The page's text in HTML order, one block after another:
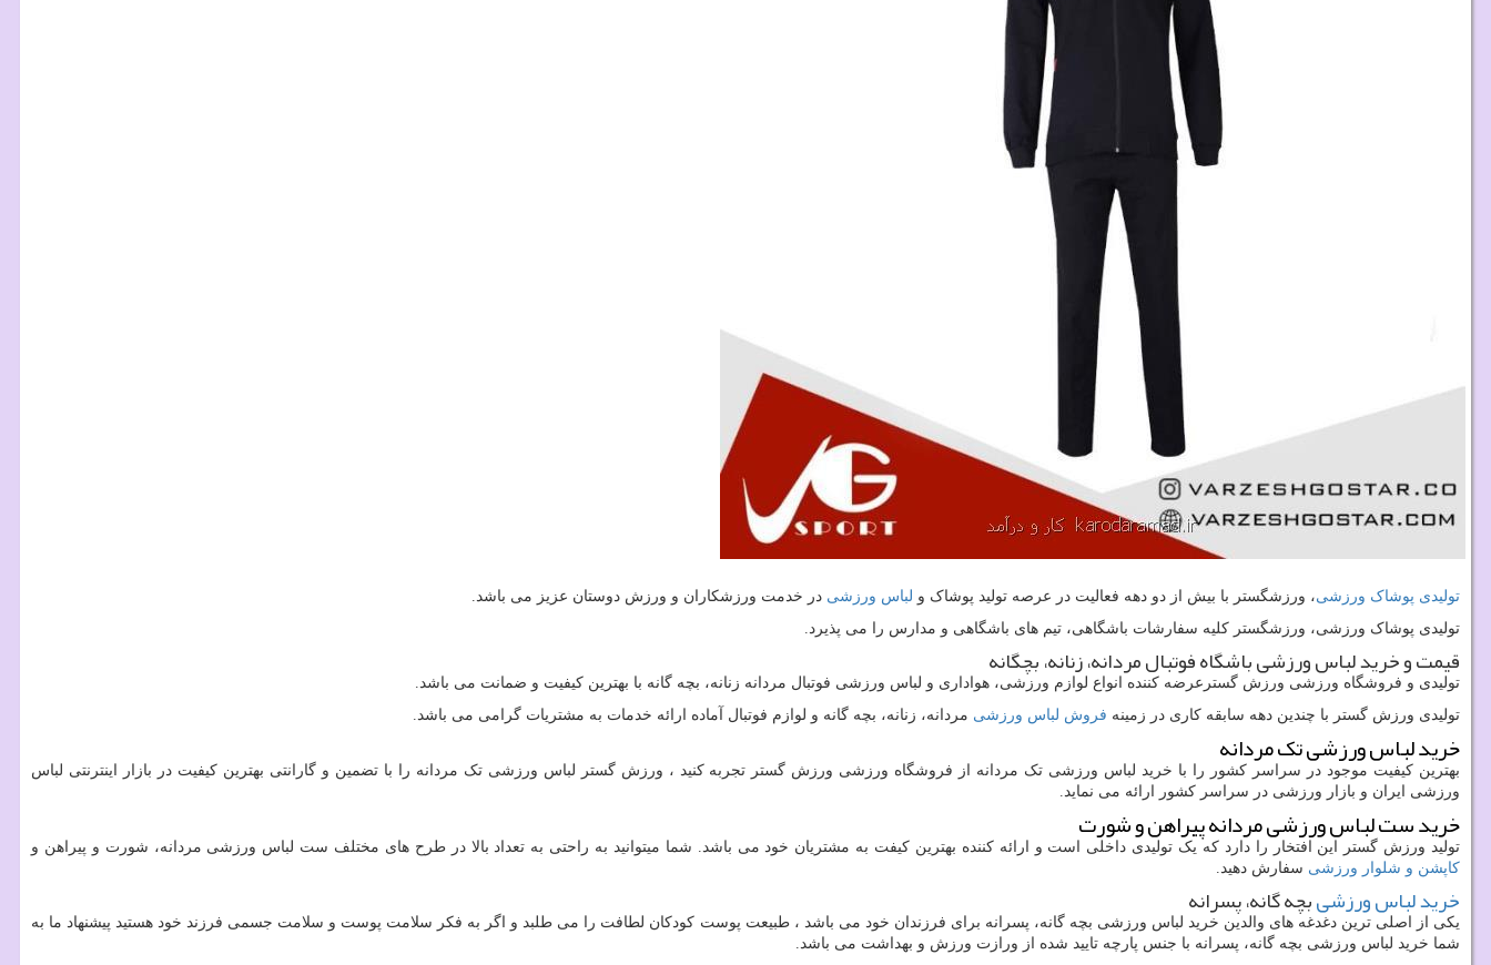
تولیدی پوشاک ورزشی، ورزشگستر با بیش از دو دهه فعالیت در عرصه تولید پوشاک و لباس ورزشی در خدمت ورزشکاران و ورزش دوستان عزیز می باشد.
تولیدی پوشاک ورزشی، ورزشگستر کلیه سفارشات باشگاهی، تیم های باشگاهی و مدارس را می پذیرد.
قیمت و خرید لباس ورزشی باشگاه فوتبال مردانه، زنانه، بچگانه
تولیدی و فروشگاه ورزشی ورزش گسترعرضه کننده انواع لوازم ورزشی، هواداری و لباس ورزشی فوتبال مردانه زنانه، بچه گانه با بهترین کیفیت و ضمانت می باشد.
تولیدی ورزش گستر با چندین دهه سابقه کاری در زمینه فروش لباس ورزشی مردانه، زنانه، بچه گانه و لوازم فوتبال آماده ارائه خدمات به مشتریات گرامی می باشد.
خرید لباس ورزشی تک مردانه
بهترین کیفیت موجود در سراسر کشور را با خرید لباس ورزشی تک مردانه از فروشگاه ورزشی ورزش گستر تجربه کنید ، ورزش گستر لباس ورزشی تک مردانه را با تضمین و گارانتی بهترین کیفیت در بازار اینترنتی لباس
ورزشی ایران و بازار ورزشی در سراسر کشور ارائه می نماید.
خرید ست لباس ورزشی مردانه پیراهن و شورت
تولید ورزش گستر این افتخار را دارد که یک تولیدی داخلی است و ارائه کننده بهترین کیفت به مشتریان خود می باشد. شما میتوانید به راحتی به تعداد بالا در طرح های مختلف ست لباس ورزشی مردانه، شورت و پیراهن و
کاپشن و شلوار ورزشی سفارش دهید.
خرید لباس ورزشیبچه گانه، پسرانه
یکی از اصلی ترین دغدغه های والدین خرید لباس ورزشی بچه گانه، پسرانه برای فرزندان خود می باشد ، طبیعت پوست کودکان لطافت را می طلبد و اگر به فکر سلامت پوست و سلامت جسمی فرزند خود هستید پیشنهاد ما به
شما خرید لباس ورزشی بچه گانه، پسرانه با جنس پارچه تایید شده از ورازت ورزش و بهداشت می باشد.